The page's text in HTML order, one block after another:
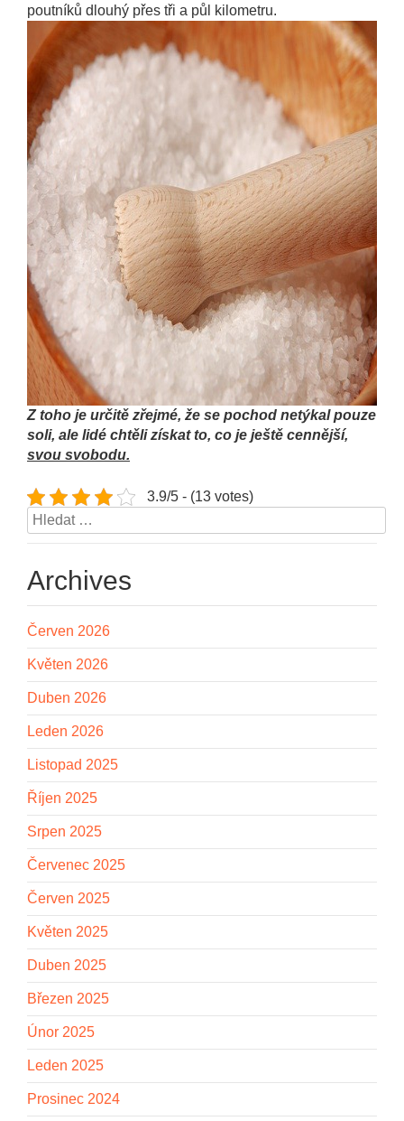
poutníků dlouhý přes tři a půl kilometru.
Z toho je určitě zřejmé, že se pochod netýkal pouze
soli, ale lidé chtěli získat to, co je ještě cennější,
svou svobodu.
3.9/5 - (13 votes)
Vyhledávání
Archives
Červen 2026
Květen 2026
Duben 2026
Leden 2026
Listopad 2025
Říjen 2025
Srpen 2025
Červenec 2025
Červen 2025
Květen 2025
Duben 2025
Březen 2025
Únor 2025
Leden 2025
Prosinec 2024